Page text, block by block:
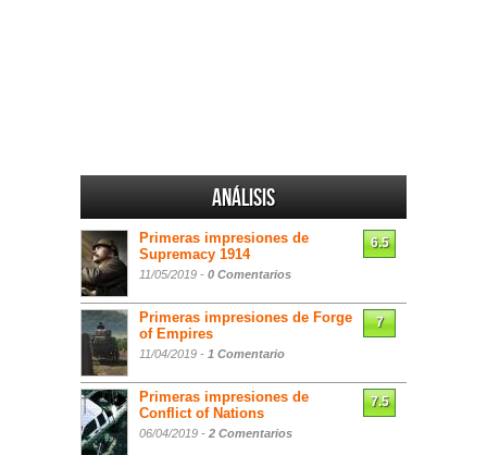
Análisis
Primeras impresiones de
Supremacy 1914
11/05/2019 - 0 Comentarios
6.5
Primeras impresiones de Forge
of Empires
11/04/2019 - 1 Comentario
7
Primeras impresiones de
Conflict of Nations
06/04/2019 - 2 Comentarios
7.5